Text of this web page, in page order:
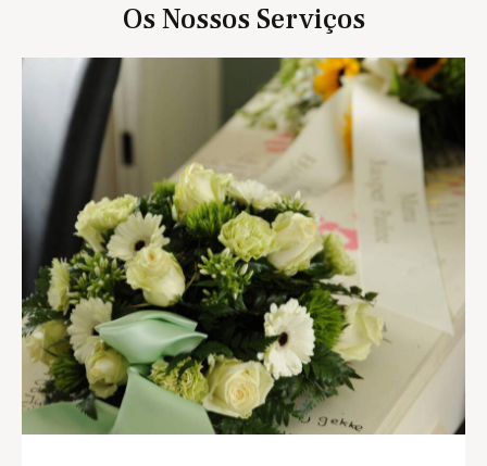
Os Nossos Serviços